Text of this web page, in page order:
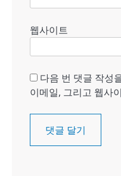
웹사이트
다음 번 댓글 작성
이메일, 그리고 웹사